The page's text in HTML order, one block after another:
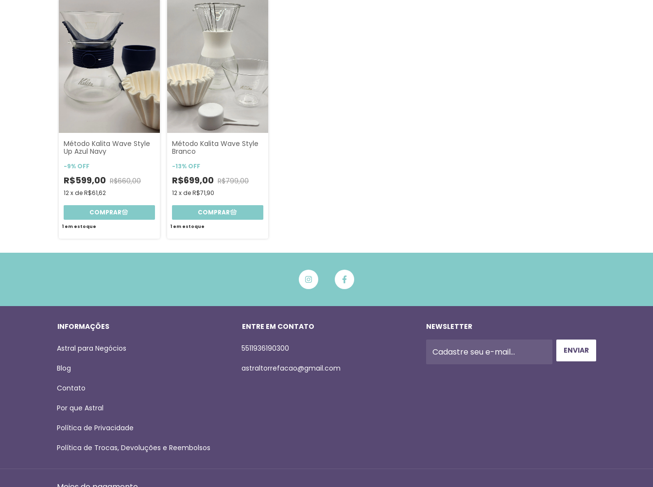
Método Kalita Wave Style
Up Azul Navy
-9% OFF
R$599,00 R$660,00
12xdeR$61,62
1 em estoque
Método Kalita Wave Style
Branco
-13% OFF
R$699,00 R$799,00
12xdeR$71,90
1 em estoque
INFORMAÇÕES
Astral para Negócios
Blog
Contato
Por que Astral
Política de Privacidade
Política de Trocas, Devoluções e Reembolsos
ENTRE EM CONTATO
5511936190300
astraltorrefacao@gmail.com
NEWSLETTER